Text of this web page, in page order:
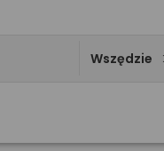
Wszędzie